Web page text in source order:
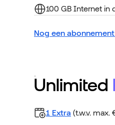
100 GB Internet in
Nog een
Unlimited
1 Extra (t.w.v. max.